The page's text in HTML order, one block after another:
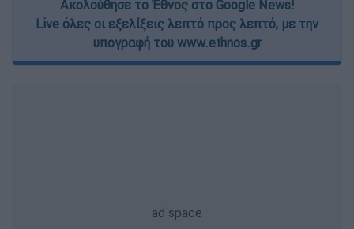
Ακολούθησε το Έθνος στο Google News!
Live όλες οι εξελίξεις λεπτό προς λεπτό, με την
υπογραφή του www.ethnos.gr